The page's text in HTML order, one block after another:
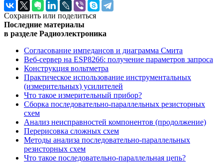
Сохранить или поделиться
Последние материалы
в разделе Радиоэлектроника
Согласование импедансов и диаграмма Смита
Веб-сервер на ESP8266: получение параметров запроса
Конструкция вольтметра
Практическое использование инструментальных
(измерительных) усилителей
Что такое измерительный прибор?
Сборка последовательно-параллельных резисторных
схем
Анализ неисправностей компонентов (продолжение)
Перерисовка сложных схем
Методы анализа последовательно-параллельных
резисторных схем
Что такое последовательно-параллельная цепь?